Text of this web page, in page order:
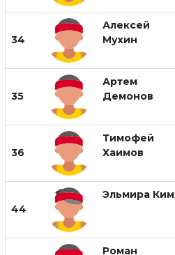
34
Алексей
Мухин
35
Артем
Демонов
36
Тимофей
Хаимов
44
Эльмира Ким
Роман